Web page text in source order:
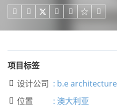
    
项目标签
 设计公司 : b.e architecture
 位置 : 澳大利亚